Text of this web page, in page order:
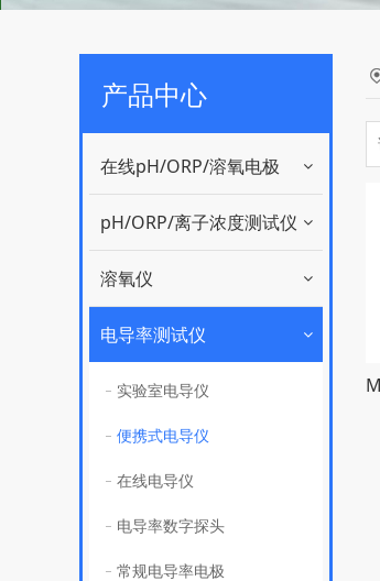
产品中心
在线pH/ORP/溶氧电极
pH/ORP/离子浓度测试仪
溶氧仪
电导率测试仪
实验室电导仪
便携式电导仪
在线电导仪
电导率数字探头
常规电导率电极